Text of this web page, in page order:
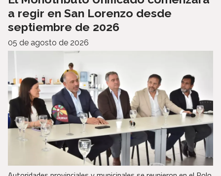
a regir en San Lorenzo desde
septiembre de 2026
05 de agosto de 2026